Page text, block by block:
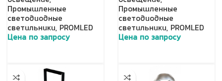
Промышленные
светодиодные
светильники, PROMLED
Цена по запросу
Промышленные
светодиодные
светильники, PROMLED
Цена по запросу